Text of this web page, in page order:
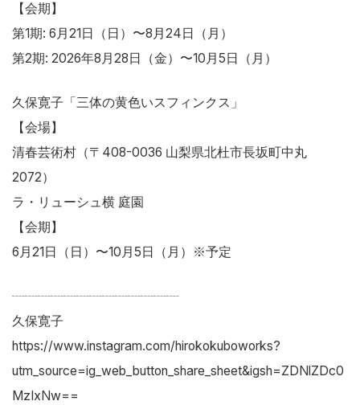
【会期】
第1期: 6月21日（日）〜8月24日（月）
第2期: 2026年8月28日（金）〜10月5日（月）
久保寛子「三体の黄色いスフィンクス」
【会場】
清春芸術村（〒408-0036 山梨県北杜市長坂町中丸
2072）
ラ・リューシュ横 庭園
【会期】
6月21日（日）〜10月5日（月）※予定
┈┈┈┈┈┈┈┈┈┈┈┈┈
久保寛子
https://www.instagram.com/hirokokuboworks?
utm_source=ig_web_button_share_sheet&igsh=ZDNlZDc0
MzIxNw==